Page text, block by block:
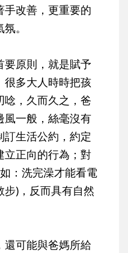
手改善，更重要的
。
原則，就是賦予
很多大人時時把孩
唸，久而久之，爸
風一般，絲毫沒有
生活公約，約定
立正向的行為；對
：洗完澡才能看電
)，反而具有自然
可能與爸媽所給